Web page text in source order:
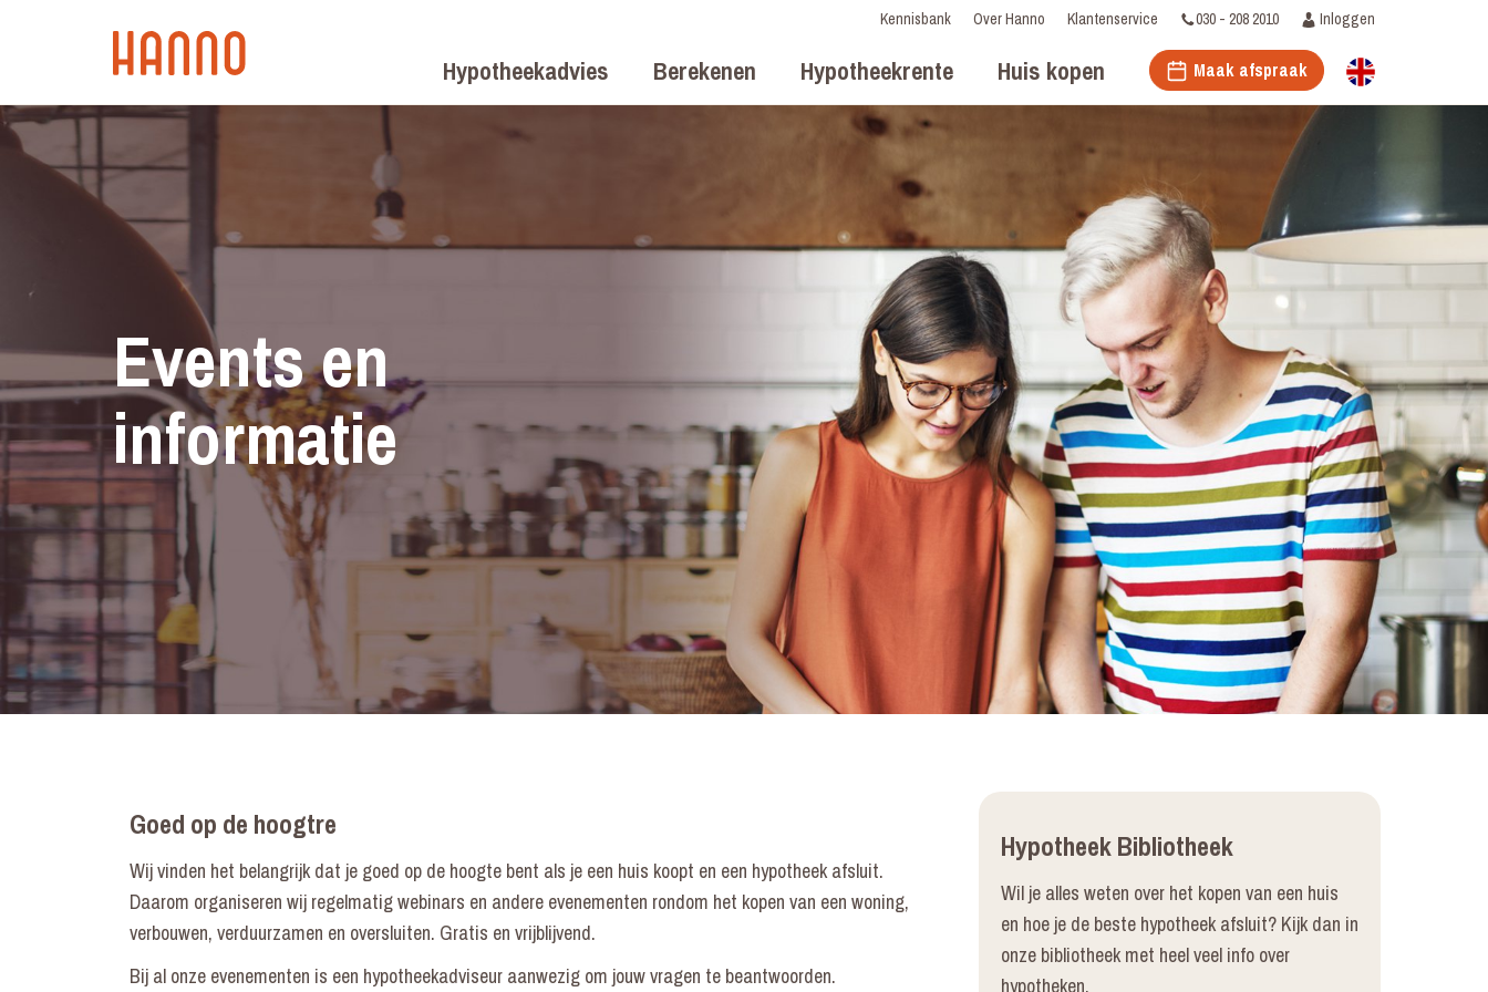
Kennisbank Over Hanno Klantenservice 030 - 208 2010 Inloggen
Hypotheekadvies Berekenen Hypotheekrente Huis kopen Maak afspraak
Events en
informatie
Goed op de hoogtre
Wij vinden het belangrijk dat je goed op de hoogte bent als je een huis koopt en een hypotheek afsluit.
Daarom organiseren wij regelmatig webinars en andere evenementen rondom het kopen van een woning,
verbouwen, verduurzamen en oversluiten. Gratis en vrijblijvend.
Bij al onze evenementen is een hypotheekadviseur aanwezig om jouw vragen te beantwoorden.
Hypotheek Bibliotheek
Wil je alles weten over het kopen van een huis
en hoe je de beste hypotheek afsluit? Kijk dan in
onze bibliotheek met heel veel info over
hypotheken.